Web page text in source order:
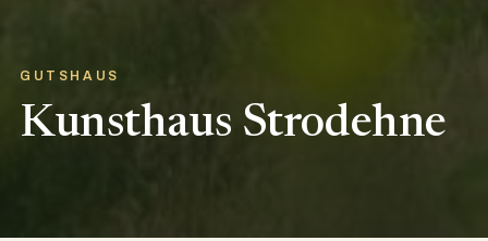
GUTSHAUS
Kunsthaus Strodehne